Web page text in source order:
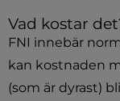
Vad kostar
FNI innebär
kan kostnaden
(som är dyrast)